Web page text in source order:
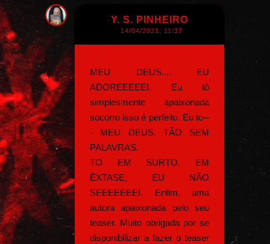
Y. S. PINHEIRO
14/04/2021, 11:37
MEU DEUS.... EU
ADOREEEEEI. Eu tô
simplesmente apaixonada
socorro isso é perfeito. Eu to--
- MEU DEUS. TÃO SEM
PALAVRAS.
TO EM SURTO, EM
ÊXTASE, EU NÃO
SEEEEEEEI. Enfim, uma
autora apaixonada pelo seu
teaser. Muito obrigada por se
disponibilizar a fazer o teaser